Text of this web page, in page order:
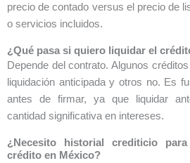
precio de contado versus el precio de
o servicios incluidos.
¿Qué pasa si quiero liquidar el
Depende del contrato. Algunos
liquidación anticipada y otros no. Es
antes de firmar, ya que liquidar
cantidad significativa en intereses.
¿Necesito historial crediticio
crédito en México?